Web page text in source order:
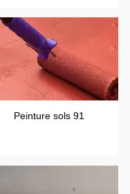
Peinture sols 91